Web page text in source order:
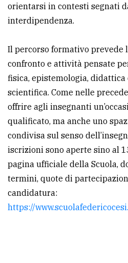
orientarsi in contesti segnati
interdipendenza.
Il percorso formativo prevede
confronto e attività pensate
fisica, epistemologia,
scientifica. Come nelle
offrire agli insegnanti
qualificato, ma anche uno
condivisa sul senso
iscrizioni sono aperte sino al
pagina ufficiale della Scuola,
termini, quote di
candidatura:
https://